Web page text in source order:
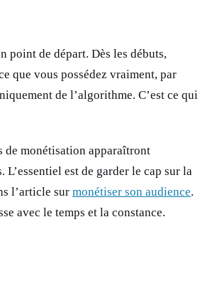
point de départ. Dès les débuts,
que vous possédez vraiment, par
de l’algorithme. C’est ce qui
de monétisation apparaîtront
est de garder le cap sur la
l’article sur monétiser son audience.
avec le temps et la constance.